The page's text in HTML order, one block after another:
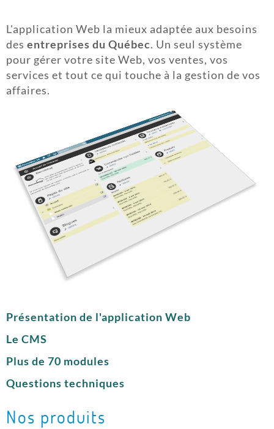
L'application Web la mieux adaptée aux besoins
des entreprises du Québec. Un seul système
pour gérer votre site Web, vos ventes, vos
services et tout ce qui touche à la gestion de vos
affaires.
Présentation de l'application Web
Le CMS
Plus de 70 modules
Questions techniques
Nos produits